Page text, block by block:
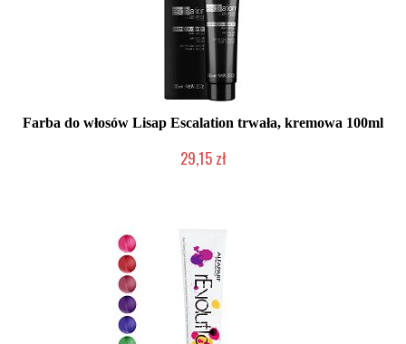
Farba do włosów Lisap Escalation trwała, kremowa 100ml
29,15 zł